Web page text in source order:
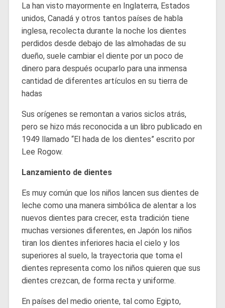
La han visto mayormente en Inglaterra, Estados
unidos, Canadá y otros tantos países de habla
inglesa, recolecta durante la noche los dientes
perdidos desde debajo de las almohadas de su
dueño, suele cambiar el diente por un poco de
dinero para después ocuparlo para una inmensa
cantidad de diferentes artículos en su tierra de
hadas
Sus orígenes se remontan a varios siclos atrás,
pero se hizo más reconocida a un libro publicado en
1949 llamado “El hada de los dientes” escrito por
Lee Rogow.
Lanzamiento de dientes
Es muy común que los niños lancen sus dientes de
leche como una manera simbólica de alentar a los
nuevos dientes para crecer, esta tradición tiene
muchas versiones diferentes, en Japón los niños
tiran los dientes inferiores hacia el cielo y los
superiores al suelo, la trayectoria que toma el
dientes representa como los niños quieren que sus
dientes crezcan, de forma recta y uniforme.
En países del medio oriente, tal como Egipto,